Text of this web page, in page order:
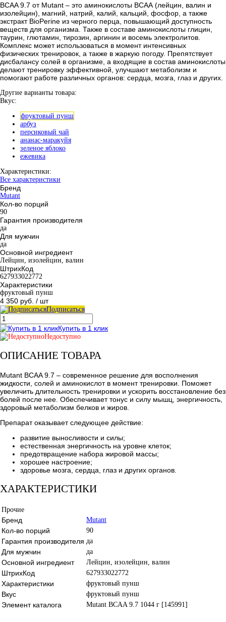
BCAA 9.7 от Mutant – это аминокислоты ВСАА (лейцин, валин и
изолейцин), магний, натрий, калий, кальций, фосфор, а также
экстракт BioPerine из черного перца, повышающий доступность
веществ для организма. Также в составе аминокислоты глицин,
таурин, глютамин, тирозин, аргинин и восемь электролитов.
Комплекс может использоваться в момент интенсивных
физических тренировок, а также в жаркую погоду. Препятствует
дисбалансу солей в организме, а входящие в состав аминокислоты
делают тренировку эффективной, улучшают метаболизм и
помогают работе различных органов: сердца, мозга, глаз и других.
Другие варианты товара:
Вкус:
фруктовый пунш
арбуз
персиковый чай
ананас-маракуйя
зеленое яблоко
ежевика
Характеристики:
Все характеристики
Бренд
Mutant
Кол-во порций
90
Гарантия производителя
да
Для мужчин
да
Основной ингредиент
Лейцин, изолейцин, валин
ШтрихКод
627933022772
Характеристики
фруктовый пунш
4 350 руб. / шт
Подписаться
Купить в 1 клик
Недоступно
ОПИСАНИЕ ТОВАРА
Mutant BCAA 9.7 – современное решение для восполнения
жидкости, солей и аминокислот в момент тренировки. Поможет
увеличить длительность тренировки и ускорить восстановление без
болей после нее. Обеспечивает тонус и силу мышц, энергичность,
здоровый метаболизм белков и жиров.
Препарат оказывает следующее действие:
развитие выносливости и силы;
естественная энергичность на уровне клеток;
предотвращение набора жировой массы;
хорошее настроение;
здоровье мозга, сердца, глаз и других органов.
ХАРАКТЕРИСТИКИ
Прочие
Бренд Mutant
Кол-во порций 90
Гарантия производителя да
Для мужчин да
Основной ингредиент Лейцин, изолейцин, валин
ШтрихКод 627933022772
Характеристики фруктовый пунш
Вкус фруктовый пунш
Элемент каталога Mutant BCAA 9.7 1044 г [145991]